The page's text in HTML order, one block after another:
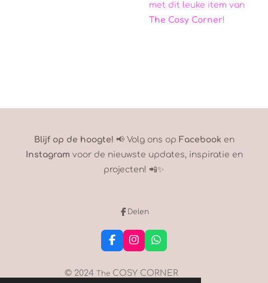
met dit leuke item van
The Cosy Corner!
Blijf op de hoogte! 📢 Volg ons op Facebook en
Instagram voor de nieuwste updates, inspiratie en
projecten! 📲✨
Delen
F
a
e
I
n
t
W
h
t
© 2024 The COSY CORNER